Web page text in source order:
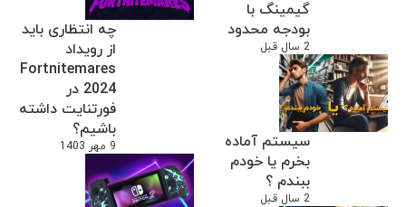
چه انتظاری باید
از رویداد
Fortnitemares
2024 در
فورتنایت داشته
باشیم؟
9 مهر 1403
گیمینگ با
بودجه محدود
2 سال قبل
سیستم آماده
بخرم یا خودم
ببندم ؟
2 سال قبل